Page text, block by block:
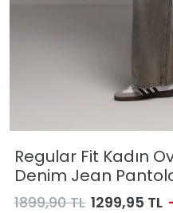
Regular Fit Kadın
Denim Jean
1899,90 TL 1299,95 TL